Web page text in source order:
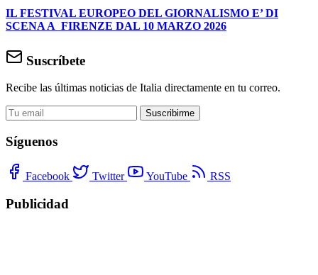
IL FESTIVAL EUROPEO DEL GIORNALISMO E’ DI
SCENA A FIRENZE DAL 10 MARZO 2026
Suscríbete
Recibe las últimas noticias de Italia directamente en tu correo.
Suscribirme
Síguenos
Facebook Twitter YouTube RSS
Publicidad